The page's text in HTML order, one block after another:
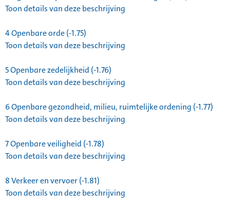
Toon details van deze beschrijving
4Openbare orde (-1.75)
Toon details van deze beschrijving
5Openbare zedelijkheid (-1.76)
Toon details van deze beschrijving
6Openbare gezondheid, milieu, ruimtelijke ordening (-1.77)
Toon details van deze beschrijving
7Openbare veiligheid (-1.78)
Toon details van deze beschrijving
8Verkeer en vervoer (-1.81)
Toon details van deze beschrijving